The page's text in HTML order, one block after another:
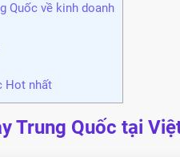
Quốc về kinh doanh
Hot nhất
Trung Quốc tại